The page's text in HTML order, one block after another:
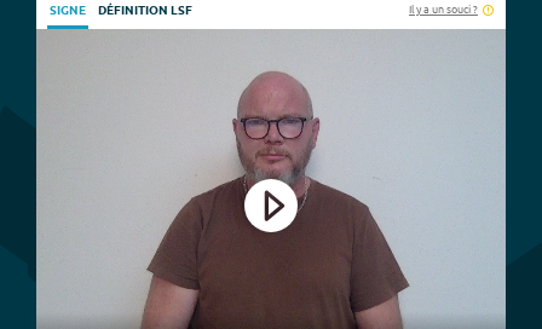
SIGNE DÉFINITION LSF Il y a un souci ?
Play